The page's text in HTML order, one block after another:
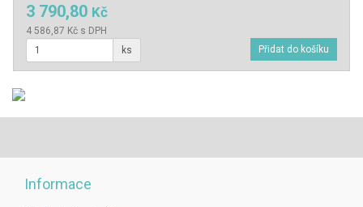
3 790,80 Kč
4 586,87 Kč s DPH
ks
Informace